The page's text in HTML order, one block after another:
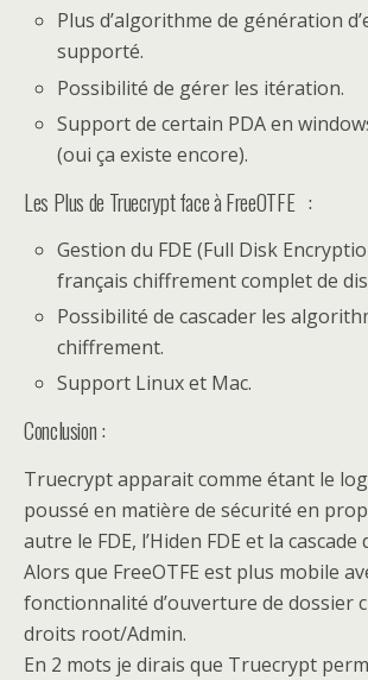
Plus d’algorithme de génération
supporté.
Possibilité de gérer les itération.
Support de certain PDA en
(oui ça existe encore).
Les Plus de Truecrypt face à FreeOTFE :
Gestion du FDE (Full Disk
français chiffrement complet de
Possibilité de cascader les
chiffrement.
Support Linux et Mac.
Conclusion :
Truecrypt apparait comme étant le
poussé en matière de sécurité en
autre le FDE, l’Hiden FDE et la cascade
Alors que FreeOTFE est plus mobile
fonctionnalité d’ouverture de dossier
droits root/Admin.
En 2 mots je dirais que Truecrypt